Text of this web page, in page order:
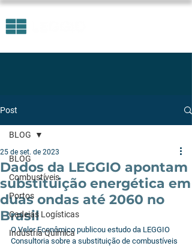
Post
BLOG
Combustíveis
Portos
Cadeias Logísticas
Indústria Química
BLOG
Dados da LEGGIO apontam
substituição energética em
duas ondas até 2060 no
Brasil
25 de set. de 2023
O Valor Econômico publicou estudo da LEGGIO
Consultoria sobre a substituição de combustíveis